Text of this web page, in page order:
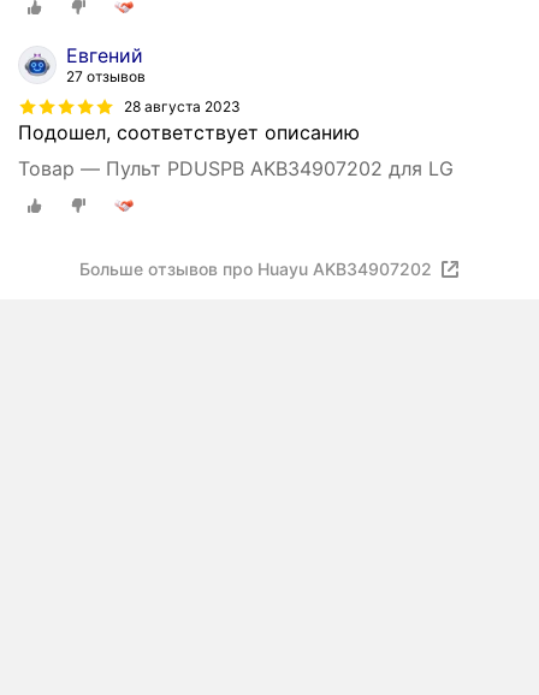
Евгений
27 отзывов
28 августа 2023
Подошел, соответствует описанию
Товар — Пульт PDUSPB AKB34907202 для LG
Больше отзывов про Huayu AKB34907202